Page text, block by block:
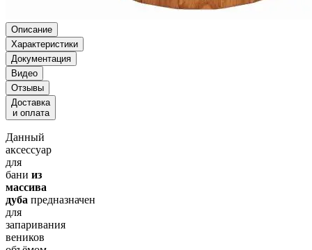
Описание
Характеристики
Документация
Видео
Отзывы
Доставка
и оплата
Данный
аксессуар
для
бани из
массива
дуба предназначен
для
запаривания
веников